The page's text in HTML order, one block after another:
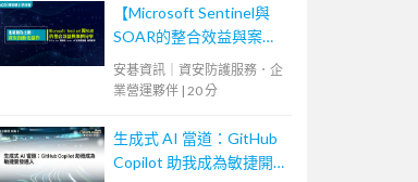
【Microsoft Sentinel與
SOAR的整合效益與案例
分享】
安碁資訊｜資安防護服務．企
業營運夥伴 | 20 分
生成式 AI 當道：GitHub
Copilot 助我成為敏捷開